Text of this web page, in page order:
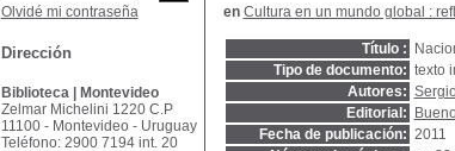
en Cultura en un mundo global :
Título :
Tipo de documento: texto
Autores:
Editorial:
Fecha de publicación: 2011
Olvidé mi contraseña
Dirección
Biblioteca | Montevideo
Zelmar Michelini 1220 C.P
11100 - Montevideo - Uruguay
Teléfono: 2900 7194 int. 20